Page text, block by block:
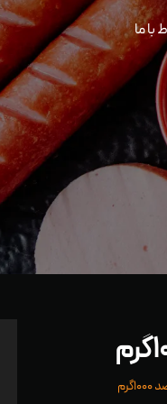
با ما